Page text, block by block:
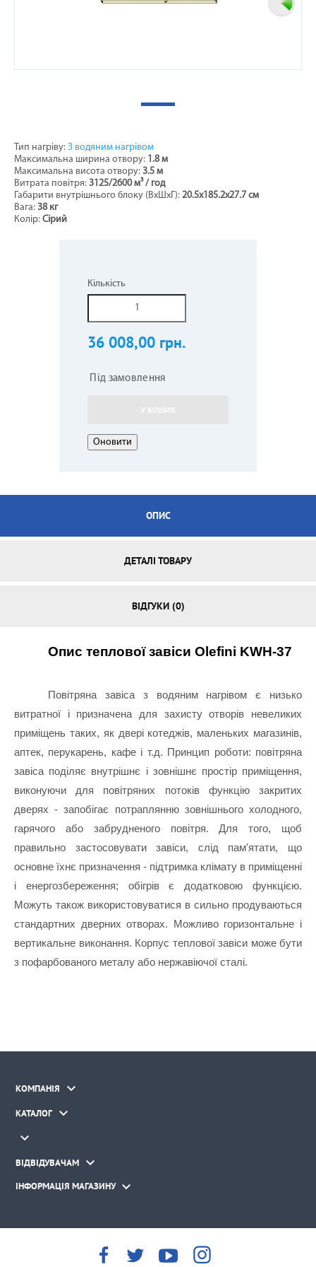
Тип нагріву: З водяним нагрівом
Максимальна ширина отвору: 1.8 м
Максимальна висота отвору: 3.5 м
Витрата повітря: 3125/2600м³ / год
Габарити внутрішнього блоку (ВхШхГ): 20.5х185.2x27.7 см
Вага: 38 кг
Колір: Сірий
Кількість
36 008,00 грн.
Під замовлення
У КОШИК
ОПИС
ДЕТАЛІ ТОВАРУ
ВІДГУКИ (0)
Опис теплової завіси Olefini KWH-37
Повітряна завіса з водяним нагрівом є низько
витратної і призначена для захисту отворів невеликих
приміщень таких, як двері котеджів, маленьких магазинів,
аптек, перукарень, кафе і т.д. Принцип роботи: повітряна
завіса поділяє внутрішнє і зовнішнє простір приміщення,
виконуючи для повітряних потоків функцію закритих
дверях - запобігає потраплянню зовнішнього холодного,
гарячого або забрудненого повітря. Для того, щоб
правильно застосовувати завіси, слід пам'ятати, що
основне їхнє призначення - підтримка клімату в приміщенні
і енергозбереження; обігрів є додатковою функцією.
Можуть також використовуватися в сильно продуваються
стандартних дверних отворах. Можливо горизонтальне і
вертикальне виконання. Корпус теплової завіси може бути
з пофарбованого металу або нержавіючої сталі.
КОМПАНІЯ 
КАТАЛОГ 

ВІДВІДУВАЧАМ 
ІНФОРМАЦІЯ МАГАЗИНУ 